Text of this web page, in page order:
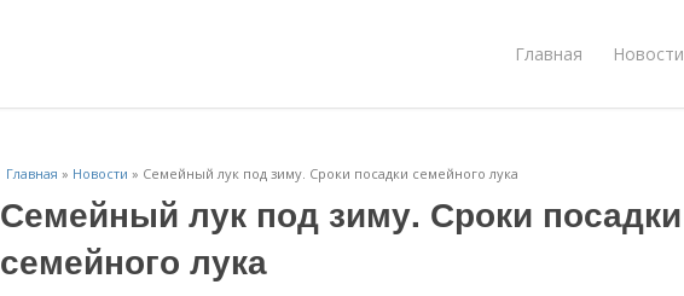
Главная Новости
Главная » Новости » Семейный лук под зиму. Сроки посадки семейного лука
Семейный лук под зиму. Сроки посадки
семейного лука